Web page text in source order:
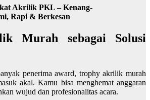
Akrilik PKL – Kenang-
Rapi & Berkesan
Murah sebagai Solusi
penerima award, trophy akrilik murah
akal. Kamu bisa menghemat anggaran
wujud dan profesionalitas acara.